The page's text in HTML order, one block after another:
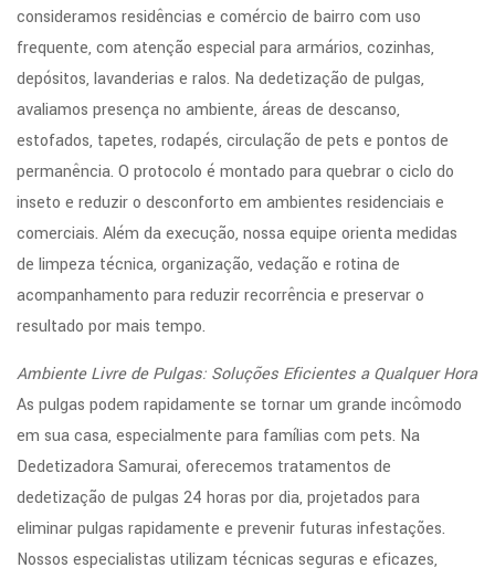
consideramos residências e comércio de bairro com uso
frequente, com atenção especial para armários, cozinhas,
depósitos, lavanderias e ralos. Na dedetização de pulgas,
avaliamos presença no ambiente, áreas de descanso,
estofados, tapetes, rodapés, circulação de pets e pontos de
permanência. O protocolo é montado para quebrar o ciclo do
inseto e reduzir o desconforto em ambientes residenciais e
comerciais. Além da execução, nossa equipe orienta medidas
de limpeza técnica, organização, vedação e rotina de
acompanhamento para reduzir recorrência e preservar o
resultado por mais tempo.
Ambiente Livre de Pulgas: Soluções Eficientes a Qualquer Hora
As pulgas podem rapidamente se tornar um grande incômodo
em sua casa, especialmente para famílias com pets. Na
Dedetizadora Samurai, oferecemos tratamentos de
dedetização de pulgas 24 horas por dia, projetados para
eliminar pulgas rapidamente e prevenir futuras infestações.
Nossos especialistas utilizam técnicas seguras e eficazes,